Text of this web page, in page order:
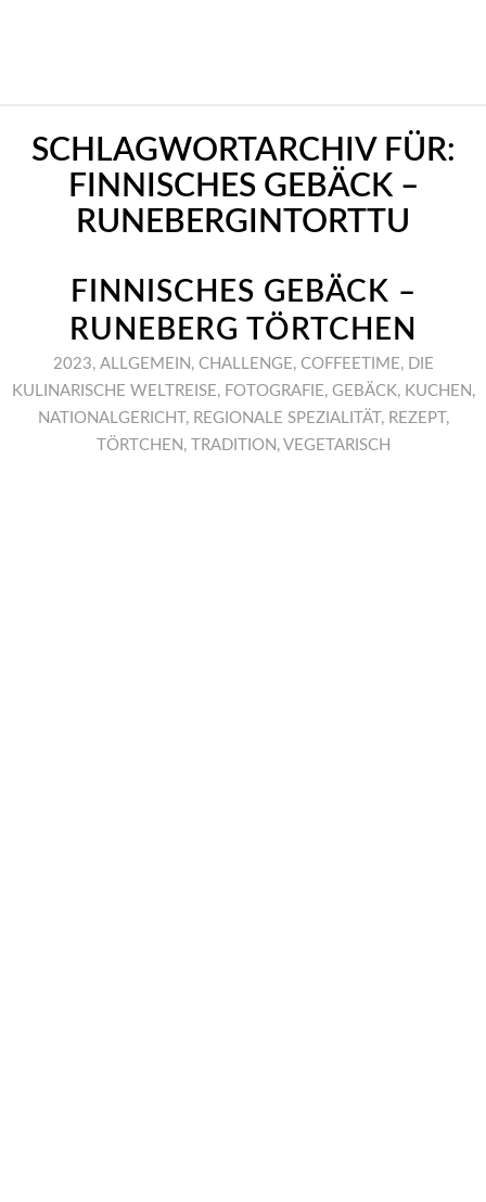
SCHLAGWORTARCHIV FÜR:
FINNISCHES GEBÄCK –
RUNEBERGINTORTTU
FINNISCHES GEBÄCK –
RUNEBERG TÖRTCHEN
2023, ALLGEMEIN , CHALLENGE, COFFEETIME, DIE
KULINARISCHE WELTREISE, FOTOGRAFIE, GEBÄCK, KUCHEN ,
NATIONALGERICHT , REGIONALE SPEZIALITÄT , REZEPT ,
TÖRTCHEN , TRADITION , VEGETARISCH